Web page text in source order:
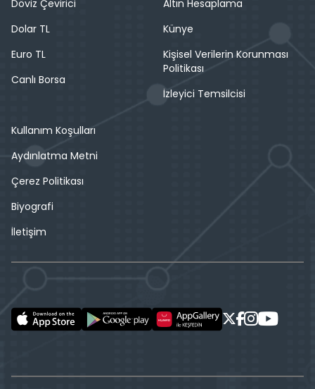
Döviz Çevirici
Dolar TL
Euro TL
Canlı Borsa
Altın Hesaplama
Künye
Kişisel Verilerin Korunması
Politikası
İzleyici Temsilcisi
Kullanım Koşulları
Aydınlatma Metni
Çerez Politikası
Biyografi
İletişim